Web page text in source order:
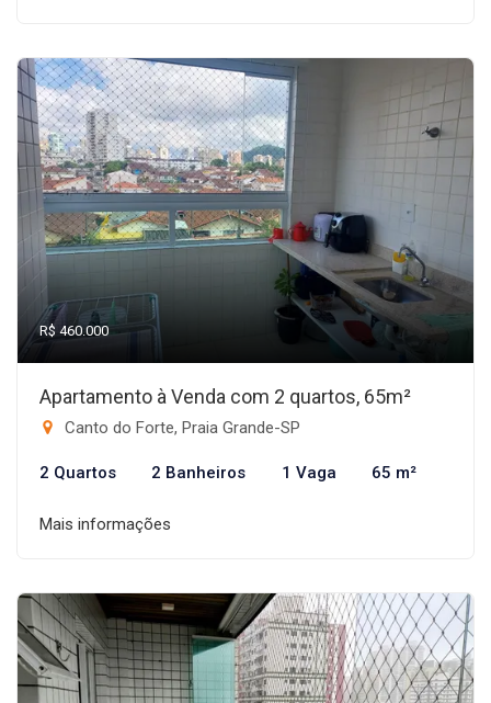
R$ 460.000
Apartamento à Venda com 2 quartos, 65m²
Canto do Forte, Praia Grande-SP
2 Quartos 2 Banheiros 1 Vaga 65 m²
Mais informações